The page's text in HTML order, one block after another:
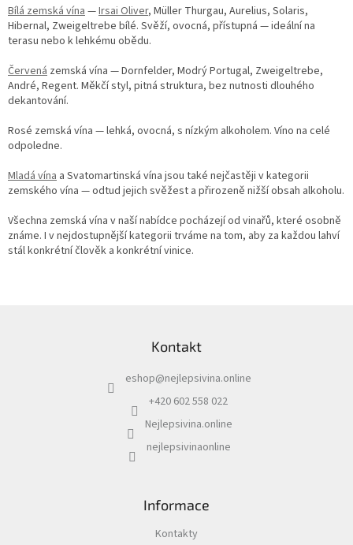
Bílá zemská vína—Irsai Oliver, Müller Thurgau, Aurelius, Solaris,
Hibernal, Zweigeltrebe bílé. Svěží, ovocná, přístupná — ideální na
terasu nebo k lehkému obědu.
Červená zemská vína — Dornfelder, Modrý Portugal, Zweigeltrebe,
André, Regent. Měkčí styl, pitná struktura, bez nutnosti dlouhého
dekantování.
Rosé zemská vína — lehká, ovocná, s nízkým alkoholem. Víno na celé
odpoledne.
Mladá vína a Svatomartinská vína jsou také nejčastěji v kategorii
zemského vína — odtud jejich svěžest a přirozeně nižší obsah alkoholu.
Všechna zemská vína v naší nabídce pocházejí od vinařů, které osobně
známe. I v nejdostupnější kategorii trváme na tom, aby za každou lahví
stál konkrétní člověk a konkrétní vinice.
Kontakt
eshop@nejlepsivina.online
+420 602 558 022
Nejlepsivina.online
nejlepsivinaonline
Informace
Kontakty